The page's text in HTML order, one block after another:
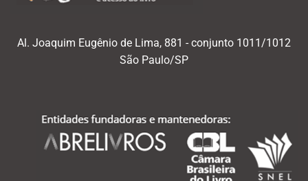
Al. Joaquim Eugênio de Lima, 881 - conjunto 1011/1012
São Paulo/SP